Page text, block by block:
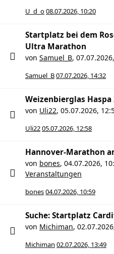
U_d_o08.07.2026, 10:20
Startplatz bei dem
Ultra Marathon
von Samuel_B,
Samuel_B07.07.2026, 14:32
Weizenbierglas Haspa
von Uli22, 05.07.2026,
Uli2205.07.2026, 12:58
Hannover-Marathon
von bones, 04.07.2026,
Veranstaltungen
bones04.07.2026, 10:59
Suche: Startplatz
von Michiman,
Michiman 02.07.2026, 13:49